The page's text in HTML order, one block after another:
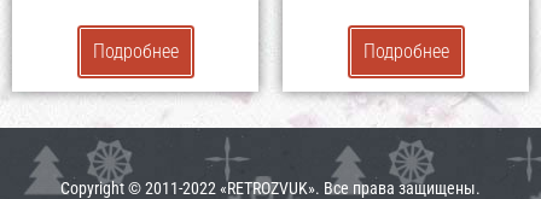
Подробнее Подробнее
Copyright © 2011-2022 «RETROZVUK». Все права защищены.